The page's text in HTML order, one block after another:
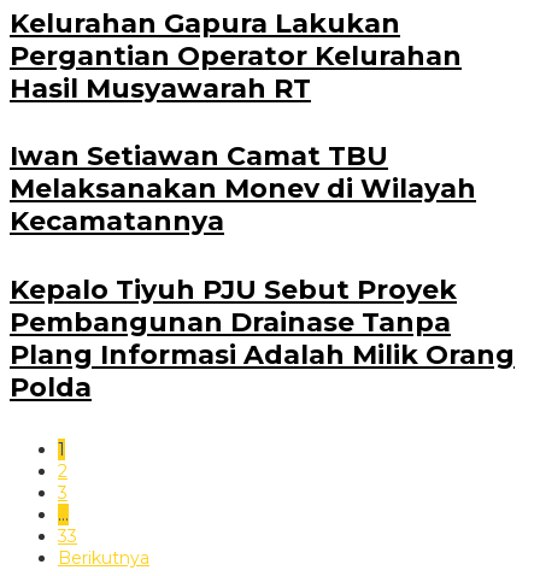
Kelurahan Gapura Lakukan
Pergantian Operator Kelurahan
Hasil Musyawarah RT
Iwan Setiawan Camat TBU
Melaksanakan Monev di Wilayah
Kecamatannya
Kepalo Tiyuh PJU Sebut Proyek
Pembangunan Drainase Tanpa
Plang Informasi Adalah Milik Orang
Polda
1
2
3
…
33
Berikutnya